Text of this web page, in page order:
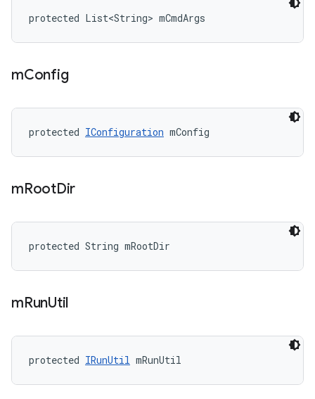
protected List<String> mCmdArgs
mConfig
protected IConfiguration mConfig
mRootDir
protected String mRootDir
mRunUtil
protected IRunUtil mRunUtil